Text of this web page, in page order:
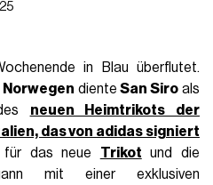
in Blau überflutet.
Norwegen dienteSan Siro als
neuen Heimtrikots der
das von adidas signiert
für das neue Trikot und die
mit einer exklusiven